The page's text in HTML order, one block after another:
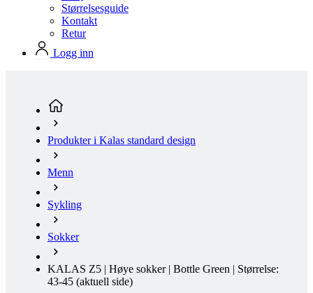
Menn
Sykling
Sokker
KALAS Z5 | Høye sokker | Bottle Green | Størrelse:
43-45
NEW